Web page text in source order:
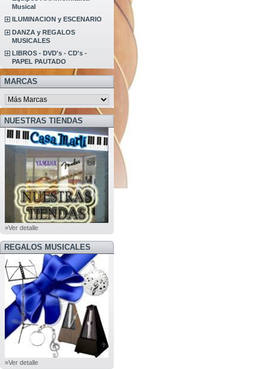
Musical
ILUMINACION y ESCENARIO
DANZA y REGALOS
MUSICALES
LIBROS - DVD's - CD's -
PAPEL PAUTADO
MARCAS
NUESTRAS TIENDAS
»Ver detalle
REGALOS MUSICALES
»Ver detalle